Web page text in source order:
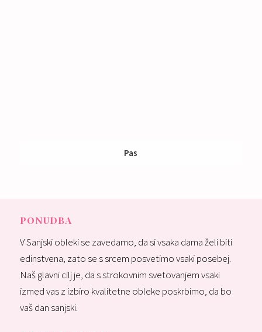
Pas
PONUDBA
V Sanjski obleki se zavedamo, da si vsaka dama želi biti
edinstvena, zato se s srcem posvetimo vsaki posebej.
Naš glavni cilj je, da s strokovnim svetovanjem vsaki
izmed vas z izbiro kvalitetne obleke poskrbimo, da bo
vaš dan sanjski.